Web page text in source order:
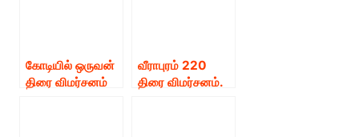
கோடியில் ஒருவன்
திரை விமர்சனம்
வீராபுரம் 220
திரை விமர்சனம்.